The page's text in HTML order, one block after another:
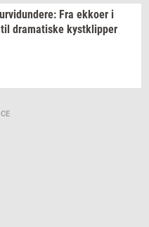
Fra ek­ko­er i
til dra­ma­ti­ske kyst­klip­per